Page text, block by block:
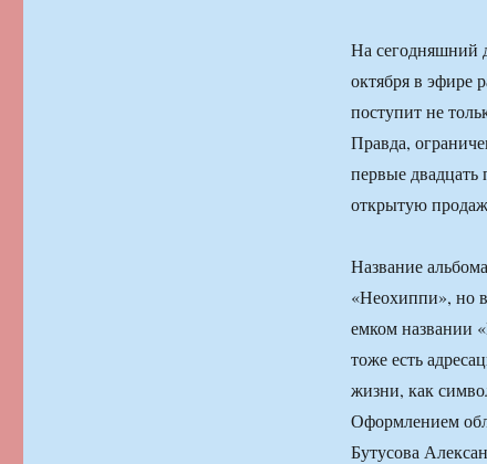
На сегодняшний
октября в эфире
поступит не
Правда,
первые
открытую
Название
«Неохиппи», но
емком названии
тоже есть
жизни, как
Оформлением
Бутусова